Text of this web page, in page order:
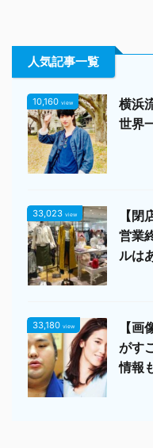
人気記事一覧
10,160 view
横浜
世界
33,023 view
【
営業
ルは
33,180 view
【
がす
情報